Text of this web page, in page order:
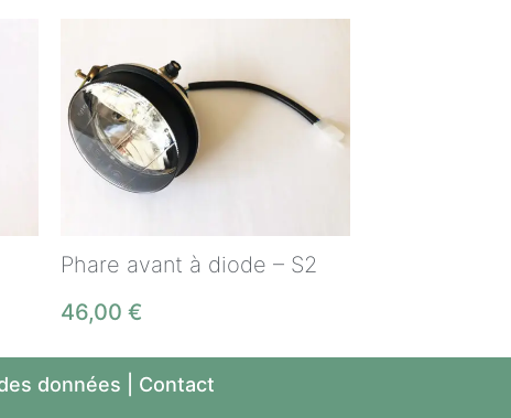
Phare avant à diode – S2
46,00 €
données Contact